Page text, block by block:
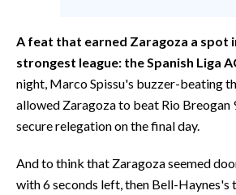
SARDI NEL MONDO
EVENTI
INSULARITÀ
A feat that earned Zaragoza a spot
strongest league: the Spanish Liga
night, Marco Spissu's buzzer-beating
allowed Zaragoza to beat Rio Breogan
secure relegation on the final day.
And to think that Zaragoza seemed
with 6 seconds left, then Bell-Haynes's